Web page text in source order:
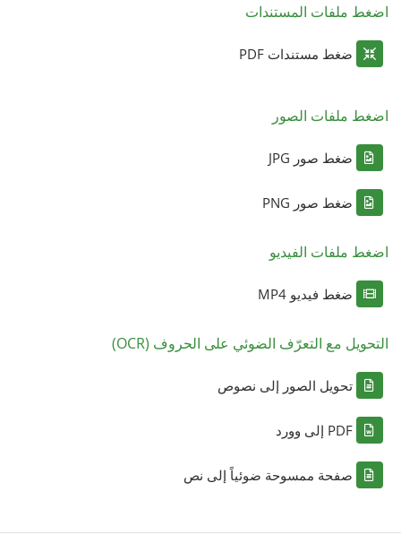
اضغط ملفات المستندات
ضغط مستندات PDF
اضغط ملفات الصور
ضغط صور JPG
ضغط صور PNG
اضغط ملفات الفيديو
ضغط فيديو MP4
التحويل مع التعرّف الضوئي على الحروف (OCR)
تحويل الصور إلى نصوص
PDF إلى وورد
صفحة ممسوحة ضوئياً إلى نص